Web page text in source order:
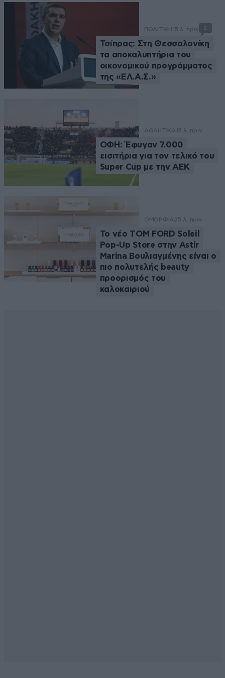
ΠΟΛΙΤΙΚΗ 15 λ. πριν 2
Τσίπρας: Στη Θεσσαλονίκη
τα αποκαλυπτήρια του
οικονομικού προγράμματος
της «ΕΛ.Α.Σ.»
ΑΘΛΗΤΙΚΑ 15 λ. πριν
ΟΦΗ: Έφυγαν 7.000
εισιτήρια για τον τελικό του
Super Cup με την ΑΕΚ
ΟΜΟΡΦΙΑ 25 λ. πριν
Το νέο TOM FORD Soleil
Pop-Up Store στην Astir
Marina Βουλιαγμένης είναι ο
πιο πολυτελής beauty
προορισμός του
καλοκαιριού